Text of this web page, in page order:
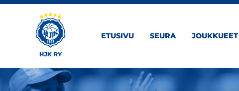
Siirry sivun sisältöön
ETUSIVU SEURA JOUKKUEET